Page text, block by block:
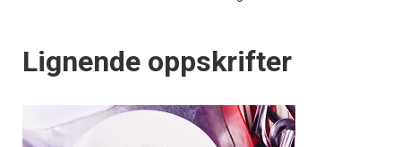
Lignende oppskrifter